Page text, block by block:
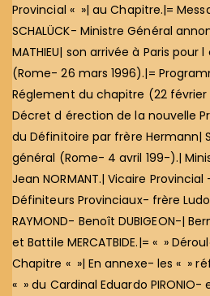
Provincial « »| au Chapitre.|=
SCHALÜCK- Ministre Général
MATHIEU| son arrivée à Paris
(Rome- 26 mars 1996).|=
Réglement du chapitre (22 février
Décret d érection de la nouvelle
du Définitoire par frère Hermann|
général (Rome- 4 avril 199-).|
Jean NORMANT.| Vicaire Provincial
Définiteurs Provinciaux- frère
RAYMOND- Benoît DUBIGEON-|
et Battile MERCATBIDE.|= « »
Chapitre « »| En annexe- les « »
« » du Cardinal Eduardo PIRONIO-